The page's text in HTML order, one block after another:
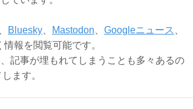
Bluesky Mastodon Googleニュース
報を閲覧可能です。
記事が埋もれてしまうことも多々あるの
ます。